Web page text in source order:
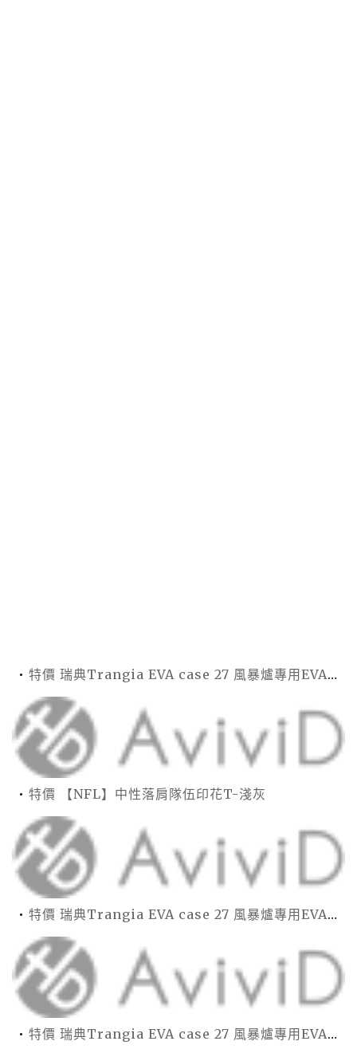
特價 瑞典Trangia EVA case 27 風暴爐專用EVA 防護外盒(小)-黑
特價 【NFL】中性落肩隊伍印花T-淺灰
特價 瑞典Trangia EVA case 27 風暴爐專用EVA 防護外盒(小)-黑
特價 瑞典Trangia EVA case 27 風暴爐專用EVA 防護外盒(小)-黑